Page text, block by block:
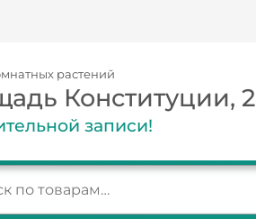
растений
Конституции, 2
записи!